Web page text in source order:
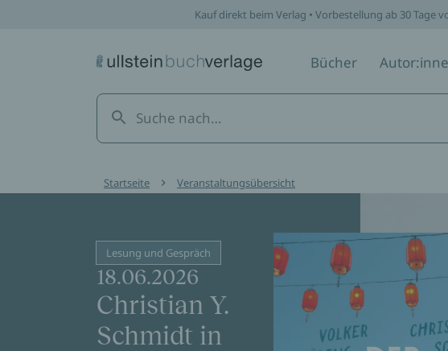
Kauf direkt beim Verlag • Vorbestellung ab 30 Tage
Bücher
Startseite Veranstaltungsübersicht
Lesung und Gespräch
18.06.2026
Christian Y.
Schmidt in